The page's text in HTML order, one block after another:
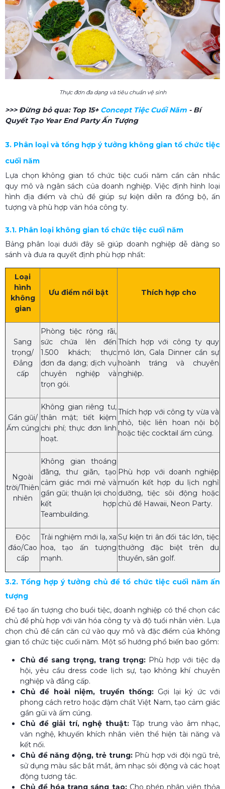
Thực đơn đa dạng và tiêu chuẩn vệ sinh
>>> Đừng bỏ qua: Top 15+ Concept Tiệc Cuối Năm​ - Bí
Quyết Tạo Year End Party Ấn Tượng
3. Phân loại và tổng hợp ý tưởng không gian tổ chức tiệc
cuối năm
Lựa chọn không gian tổ chức tiệc cuối năm cần cân nhắc
quy mô và ngân sách của doanh nghiệp. Việc định hình loại
hình địa điểm và chủ đề giúp sự kiện diễn ra đồng bộ, ấn
tượng và phù hợp văn hóa công ty.
3.1. Phân loại không gian tổ chức tiệc cuối năm
Bảng phân loại dưới đây sẽ giúp doanh nghiệp dễ dàng so
sánh và đưa ra quyết định phù hợp nhất:
Loại
hình
không
gian
Ưu điểm nổi bật Thích hợp cho
Sang
trọng/
Đẳng
cấp
Phòng tiệc rộng rãi,
sức chứa lên đến
1.500 khách; thực
đơn đa dạng; dịch vụ
chuyên nghiệp và
trọn gói.
Thích hợp với công ty quy
mô lớn, Gala Dinner cần sự
hoành tráng và chuyên
nghiệp.
Gần gũi/
Ấm cúng
Không gian riêng tư,
thân mật; tiết kiệm
chi phí; thực đơn linh
hoạt.
Thích hợp với công ty vừa và
nhỏ, tiệc liên hoan nội bộ
hoặc tiệc cocktail ấm cúng.
Ngoài
trời/Thiên
nhiên
Không gian thoáng
đãng, thư giãn, tạo
cảm giác mới mẻ và
gần gũi; thuận lợi cho
kết hợp
Teambuilding.
Phù hợp với doanh nghiệp
muốn kết hợp du lịch nghỉ
dưỡng, tiệc sôi động hoặc
chủ đề Hawaii, Neon Party.
Độc
đáo/Cao
cấp
Trải nghiệm mới lạ, xa
hoa, tạo ấn tượng
mạnh.
Sự kiện tri ân đối tác lớn, tiệc
thưởng đặc biệt trên du
thuyền, sân golf.
3.2. Tổng hợp ý tưởng chủ đề tổ chức tiệc cuối năm ấn
tượng
Để tạo ấn tượng cho buổi tiệc, doanh nghiệp có thể chọn các
chủ đề phù hợp với văn hóa công ty và độ tuổi nhân viên. Lựa
chọn chủ đề cần căn cứ vào quy mô và đặc điểm của không
gian tổ chức tiệc cuối năm. Một số hướng phổ biến bao gồm:
Chủ đề sang trọng, trang trọng: Phù hợp với tiệc dạ
hội, yêu cầu dress code lịch sự, tạo không khí chuyên
nghiệp và đẳng cấp.
Chủ đề hoài niệm, truyền thống: Gợi lại ký ức với
phong cách retro hoặc đậm chất Việt Nam, tạo cảm giác
gần gũi và ấm cúng.
Chủ đề giải trí, nghệ thuật:Tập trung vào âm nhạc,
văn nghệ, khuyến khích nhân viên thể hiện tài năng và
kết nối.
Chủ đề năng động, trẻ trung:Phù hợp với đội ngũ trẻ,
sử dụng màu sắc bắt mắt, âm nhạc sôi động và các hoạt
động tương tác.
Chủ đề hóa trang sáng tạo:Cho phép nhân viên thỏa